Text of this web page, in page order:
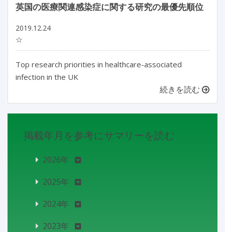
英国の医療関連感染症に関する研究の最優先順位
2019.12.24
☆
Top research priorities in healthcare-associated
infection in the UK
続きを読む
掲載年月を参考にサマリーを読む
2026年
2025年
2024年
2023年